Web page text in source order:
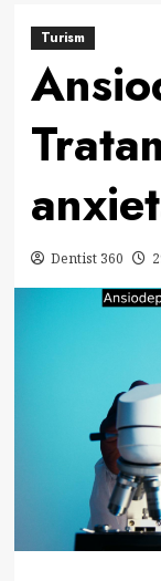
Turism
Dentist 360